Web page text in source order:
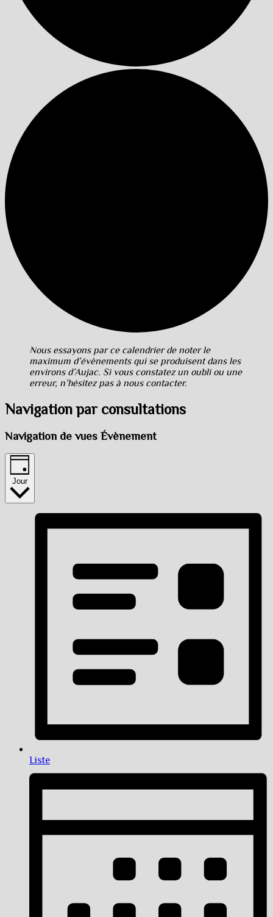
Nous essayons par ce calendrier de noter le
maximum d’évènements qui se produisent dans les
environs d’Aujac. Si vous constatez un oubli ou une
erreur, n’hésitez pas à nous contacter.
Navigation par consultations
Navigation de vues Évènement
Jour
Liste